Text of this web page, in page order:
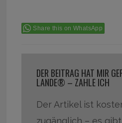
Share this on WhatsApp
DER BEITRAG HAT MIR
LANDE® – ZAHLE ICH
Der Artikel ist